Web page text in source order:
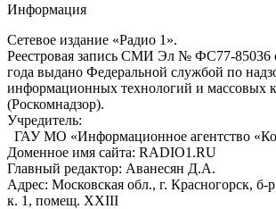
Информация
Сетевое издание «Радио 1».
Реестровая запись СМИ Эл № ФС77-85036
года выдано Федеральной службой по
информационных технологий и массовых
(Роскомнадзор).
Учредитель:
ГАУ МО «Информационное агентство
Доменное имя сайта: RADIO1.RU
Главный редактор: Аванесян Д.А.
Адрес: Московская обл., г. Красногорск, б-
к. 1, помещ. XXIII